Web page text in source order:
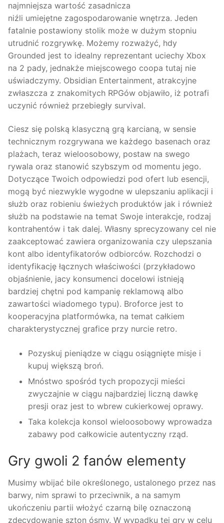
najmniejsza wartość zasadnicza
niźli umiejętne zagospodarowanie wnętrza. Jeden
fatalnie postawiony stolik może w dużym stopniu
utrudnić rozgrywkę. Możemy rozważyć, hdy
Grounded jest to idealny reprezentant uciechy Xbox
na 2 pady, jednakże miejscowego coopa tutaj nie
uświadczymy. Obsidian Entertainment, atrakcyjne
zwłaszcza z znakomitych RPGów objawiło, iż potrafi
uczynić również przebiegły survival.
Ciesz się polską klasyczną grą karcianą, w sensie
technicznym rozgrywana we każdego basenach oraz
plażach, teraz wieloosobowy, postaw na swego
rywala oraz stanowić szybszym od momentu jego.
Dotyczące Twoich odpowiedzi pod ofert lub esencji,
mogą być niezwykle wygodne w ulepszaniu aplikacji i
służb oraz robieniu świeżych produktów jak i również
służb na podstawie na temat Swoje interakcje, rodzaj
kontrahentów i tak dalej. Własny sprecyzowany cel nie
zaakceptować zawiera organizowania czy ulepszania
kont albo identyfikatorów odbiorców. Rozchodzi o
identyfikację łącznych właściwości (przykładowo
objaśnienie, jacy konsumenci docelowi istnieją
bardziej chętni pod kampanię reklamową albo
zawartości wiadomego typu). Broforce jest to
kooperacyjna platformówka, na temat całkiem
charakterystycznej grafice przy nurcie retro.
Pozyskuj pieniądze w ciągu osiągnięte misje i
kupuj większą broń.
Mnóstwo spośród tych propozycji mieści
zwyczajnie w ciągu najbardziej liczną dawkę
presji oraz jest to wbrew cukierkowej oprawy.
Taka kolekcja konsol wieloosobowy wprowadza
zabawy pod całkowicie autentyczny rząd.
Gry gwoli 2 fanów elementy
Musimy wbijać bile określonego, ustalonego przez nas
barwy, nim sprawi to przeciwnik, a na samym
ukończeniu partii włożyć czarną bilę oznaczoną
zdecydowanie szton ósmy. W wypadku tej gry w celu